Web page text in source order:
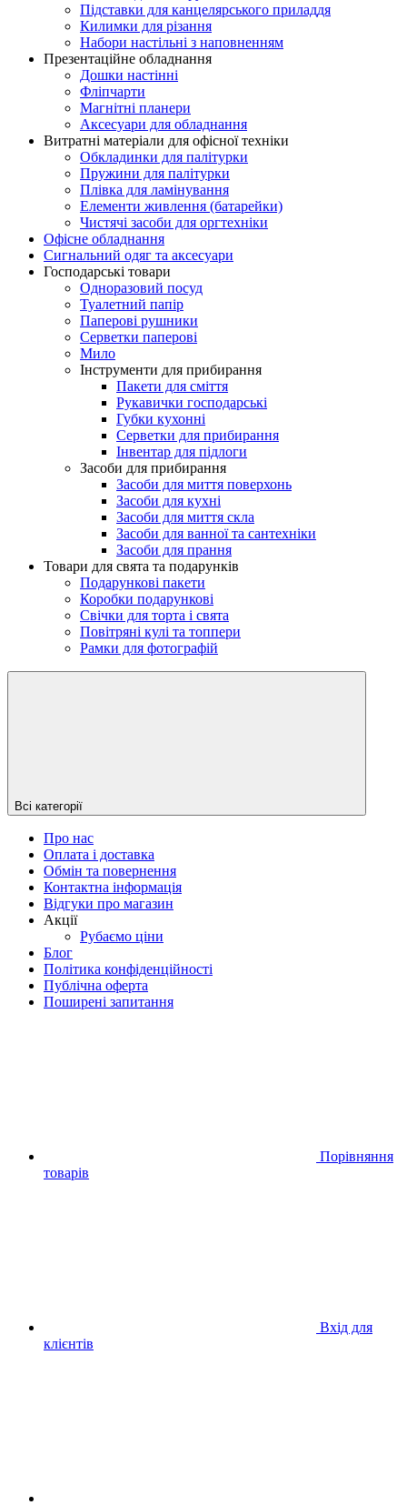
Підставки для канцелярського приладдя
Килимки для різання
Набори настільні з наповненням
Презентаційне обладнання
Дошки настінні
Фліпчарти
Магнітні планери
Аксесуари для обладнання
Витратні матеріали для офісної техніки
Обкладинки для палітурки
Пружини для палітурки
Плівка для ламінування
Елементи живлення (батарейки)
Чистячі засоби для оргтехніки
Офісне обладнання
Сигнальний одяг та аксесуари
Господарські товари
Одноразовий посуд
Туалетний папір
Паперові рушники
Серветки паперові
Мило
Інструменти для прибирання
Пакети для сміття
Рукавички господарські
Губки кухонні
Серветки для прибирання
Інвентар для підлоги
Засоби для прибирання
Засоби для миття поверхонь
Засоби для кухні
Засоби для миття скла
Засоби для ванної та сантехніки
Засоби для прання
Товари для свята та подарунків
Подарункові пакети
Коробки подарункові
Свічки для торта і свята
Повітряні кулі та топпери
Рамки для фотографій
Всі категорії
Про нас
Оплата і доставка
Обмін та повернення
Контактна інформація
Відгуки про магазин
Акції
Рубаємо ціни
Блог
Політика конфіденційності
Публічна оферта
Поширені запитання
Порівняння
товарів
Вхід для
клієнтів